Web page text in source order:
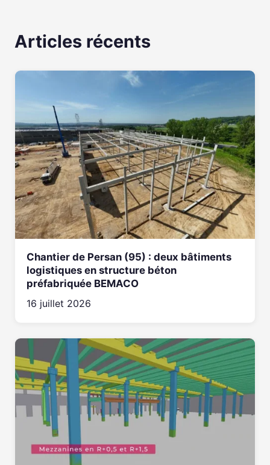
Articles récents
Chantier de Persan (95) : deux bâtiments
logistiques en structure béton
préfabriquée BEMACO
16 juillet 2026